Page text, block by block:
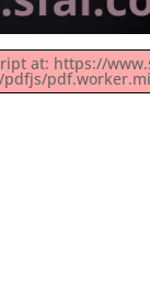
at: https://